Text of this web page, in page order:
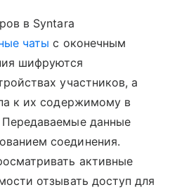
в Syntara
чаты с оконечным
шифруются
участников, а
к их содержимому в
данные
соединения.
активные
отзывать доступ для